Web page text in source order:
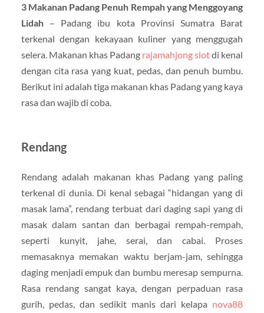
3 Makanan Padang Penuh Rempah yang Menggoyang
Lidah– Padang ibu kota Provinsi Sumatra Barat
terkenal dengan kekayaan kuliner yang menggugah
selera. Makanan khas Padang rajamahjong slotdi kenal
dengan cita rasa yang kuat, pedas, dan penuh bumbu.
Berikut ini adalah tiga makanan khas Padang yang kaya
rasa dan wajib di coba.
Rendang
Rendang adalah makanan khas Padang yang paling
terkenal di dunia. Di kenal sebagai “hidangan yang di
masak lama”, rendang terbuat dari daging sapi yang di
masak dalam santan dan berbagai rempah-rempah,
seperti kunyit, jahe, serai, dan cabai. Proses
memasaknya memakan waktu berjam-jam, sehingga
daging menjadi empuk dan bumbu meresap sempurna.
Rasa rendang sangat kaya, dengan perpaduan rasa
gurih, pedas, dan sedikit manis dari kelapa nova88